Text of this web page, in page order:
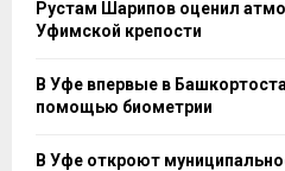
Рустам Шарипов оценил
Уфимской крепости
В Уфе впервые в
помощью биометрии
В Уфе откроют